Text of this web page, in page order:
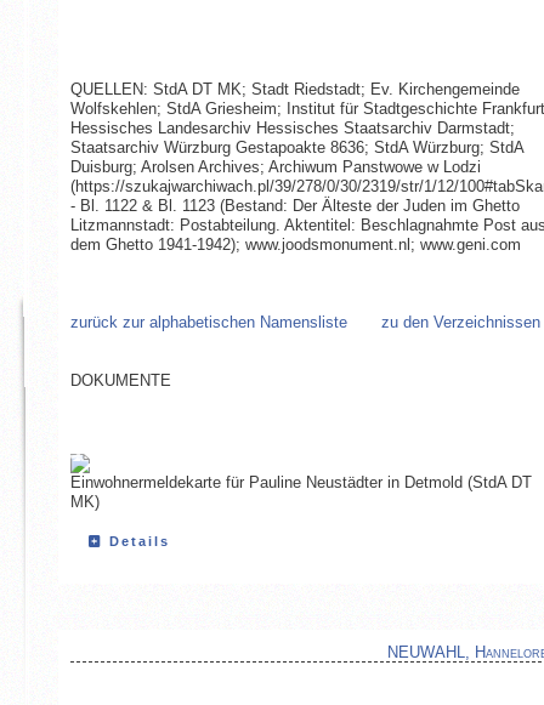
QUELLEN: StdA DT MK; Stadt Riedstadt; Ev. Kirchengemeinde
Wolfskehlen; StdA Griesheim; Institut für Stadtgeschichte
Hessisches Landesarchiv Hessisches Staatsarchiv Darmstadt;
Staatsarchiv Würzburg Gestapoakte 8636; StdA Würzburg; StdA
Duisburg; Arolsen Archives; Archiwum Panstwowe w Lodzi
(https://szukajwarchiwach.pl/39/278/0/30/2319/str/1/12/
- Bl. 1122 & Bl. 1123 (Bestand: Der Älteste der Juden im Ghetto
Litzmannstadt: Postabteilung. Aktentitel: Beschlagnahmte Post
dem Ghetto 1941-1942); www.joodsmonument.nl; www.geni.com
zurück zur alphabetischen Namensliste zu den Verzeichnissen
DOKUMENTE
Einwohnermeldekarte für Pauline Neustädter in Detmold (StdA DT
MK)
Details
NEUWAHL,